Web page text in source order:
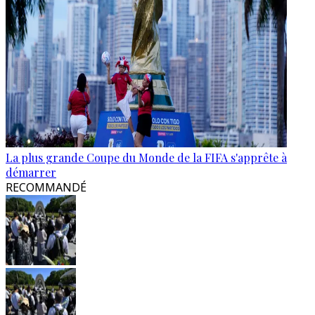
La plus grande Coupe du Monde de la FIFA s'apprête à
démarrer
RECOMMANDÉ